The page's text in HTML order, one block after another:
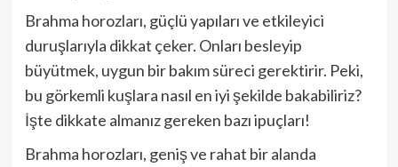
Brahma horozları, güçlü yapıları ve etkileyici
duruşlarıyla dikkat çeker. Onları besleyip
büyütmek, uygun bir bakım süreci gerektirir. Peki,
bu görkemli kuşlara nasıl en iyi şekilde bakabiliriz?
İşte dikkate almanız gereken bazı ipuçları!
Brahma horozları, geniş ve rahat bir alanda